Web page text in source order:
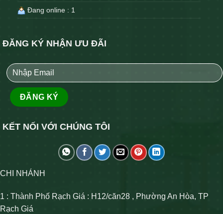
Đang online : 1
ĐĂNG KÝ NHẬN ƯU ĐÃI
KẾT NỐI VỚI CHÚNG TÔI
CHI NHÁNH
1 : Thành Phố Rạch Giá : H12/căn28 , Phường An Hòa, TP
Rạch Giá